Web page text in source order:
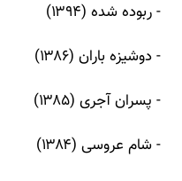
- ربوده شده (۱۳۹۴)
- دوشیزه باران (۱۳۸۶)
- پسران آجری (۱۳۸۵)
- شام عروسی (۱۳۸۴)